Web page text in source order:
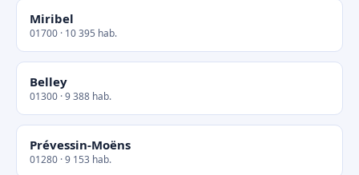
Miribel
01700 · 10 395 hab.
Belley
01300 · 9 388 hab.
Prévessin-Moëns
01280 · 9 153 hab.